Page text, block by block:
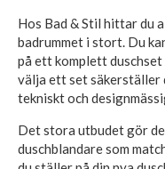
Hos Bad & Stil hittar du
badrummet i stort. Du
på ett komplett duschset
välja ett set säkerställer
tekniskt och
Det stora utbudet gör
duschblandare som